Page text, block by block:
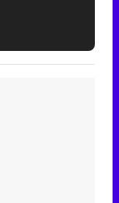
'120 Minutos' celebra sus 2.000 programas en Telemadrid con un vídeo del día a día en la redacción